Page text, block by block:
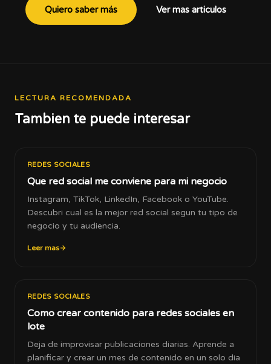
Quiero saber más Ver mas articulos
LECTURA RECOMENDADA
Tambien te puede interesar
REDES SOCIALES
Que red social me conviene para mi negocio
Instagram, TikTok, LinkedIn, Facebook o YouTube.
Descubri cual es la mejor red social segun tu tipo de
negocio y tu audiencia.
Leer mas
REDES SOCIALES
Como crear contenido para redes sociales en
lote
Deja de improvisar publicaciones diarias. Aprende a
planificar y crear un mes de contenido en un solo dia